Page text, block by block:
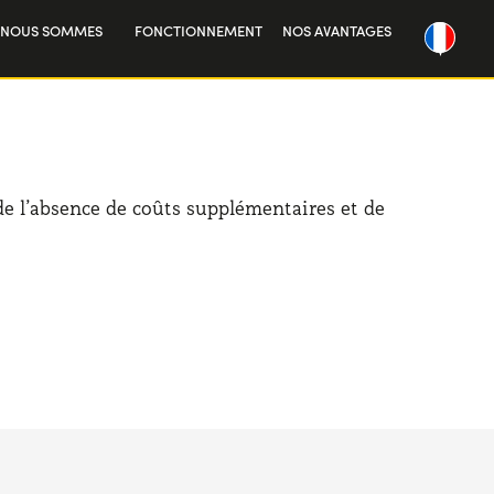
SOMMES FONCTIONNEMENT NOS AVANTAGES
de coûts supplémentaires et de